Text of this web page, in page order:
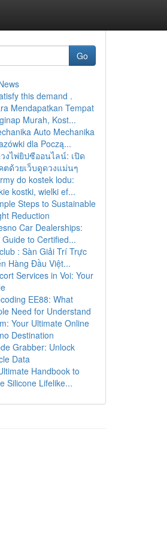
Go
this demand .
Mendapatkan Tempat
Murah, Kost...
Auto Mechanika
dla Począ...
งไพ่ยิปซีออนไลน์: เปิด
ตด้วยเว็บดูดวงแม่นๆ
do kostek lodu:
kostki, wielki ef...
Steps to Sustainable
Reduction
Car Dealerships:
Guide to Certified...
: Sàn Giải Trí Trực
Hàng Đầu Việt...
Services in Voi: Your
EE88: What
Need for Understand
Your Ultimate Online
Destination
Grabber: Unlock
Data
Handbook to
Silicone Lifelike...